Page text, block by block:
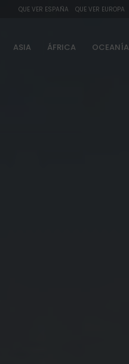
QUE VER ESPAÑA QUE VER EUROPA
ASIA ÁFRICA OCEANÍA